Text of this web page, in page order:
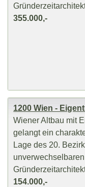
355.000,-
1200 Wien -
Wiener Altbau mit
gelangt ein
Lage des 20.
154.000,-